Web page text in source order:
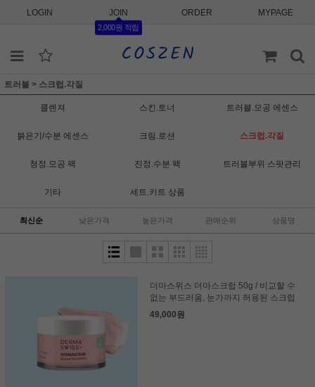
LOGIN JOIN
2,000원 적립
ORDER MYPAGE
트러블 > 스크럽.각질
클렌져 스킨.토너 트러블.모공 에센스
붉은기/수분 에센스 크림.로션 스크럽.각질
청정.모공 팩 진정.수분 팩 트러블부위 스팟관리
기타 세트.키트 상품
최신순 낮은가격 높은가격 판매순위 상품명
더마스위스 더마스크럽 50g / 비교할 수
없는 부드러움, 눈가까지 허용된 스크럽
49,000원